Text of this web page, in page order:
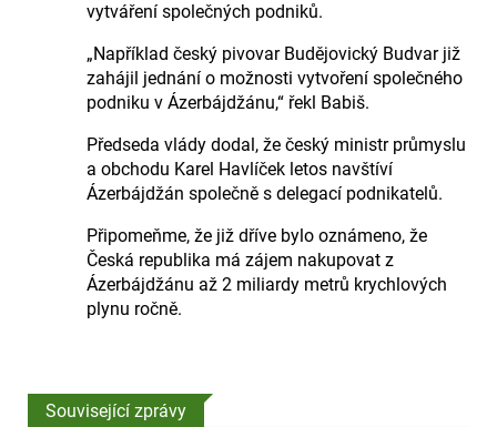
vytváření společných podniků.
„Například český pivovar Budějovický Budvar již
zahájil jednání o možnosti vytvoření společného
podniku v Ázerbájdžánu,“ řekl Babiš.
Předseda vlády dodal, že český ministr průmyslu
a obchodu Karel Havlíček letos navštíví
Ázerbájdžán společně s delegací podnikatelů.
Připomeňme, že již dříve bylo oznámeno, že
Česká republika má zájem nakupovat z
Ázerbájdžánu až 2 miliardy metrů krychlových
plynu ročně.
Související zprávy